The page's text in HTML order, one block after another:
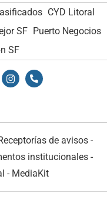
CYD Litoral
SF Puerto Negocios
SF
de avisos -
institucionales-
- MediaKit